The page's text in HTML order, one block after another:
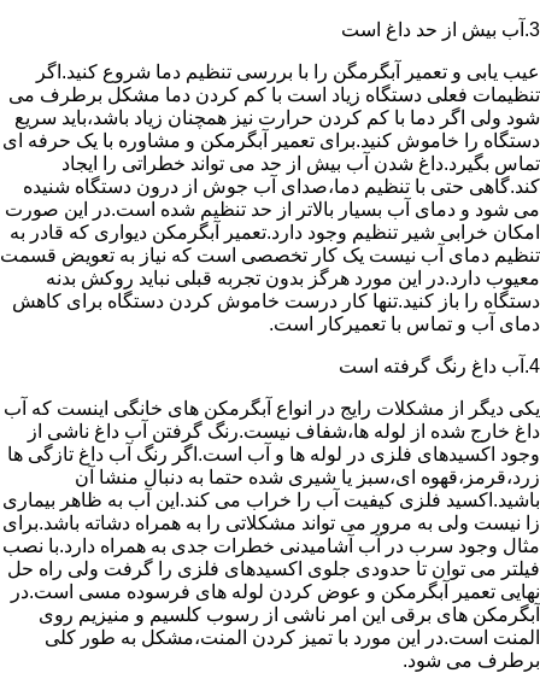
3.آب بیش از حد داغ است
عیب یابی و تعمیر آبگرمگن را با بررسی تنظیم دما شروع کنید.اگر
تنظیمات فعلی دستگاه زیاد است با کم کردن دما مشکل برطرف می
شود ولی اگر دما با کم کردن حرارت نیز همچنان زیاد باشد،باید سریع
دستگاه را خاموش کنید.برای تعمیر آبگرمکن و مشاوره با یک حرفه ای
تماس بگیرد.داغ شدن آب بیش از حد می تواند خطراتی را ایجاد
کند.گاهی حتی با تنظیم دما،صدای آب جوش از درون دستگاه شنیده
می شود و دمای آب بسیار بالاتر از حد تنظیم شده است.در این صورت
امکان خرابی شیر تنظیم وجود دارد.تعمیر آبگرمکن دیواری که قادر به
تنظیم دمای آب نیست یک کار تخصصی است که نیاز به تعویض قسمت
معیوب دارد.در این مورد هرگز بدون تجربه قبلی نباید روکش بدنه
دستگاه را باز کنید.تنها کار درست خاموش کردن دستگاه برای کاهش
دمای آب و تماس با تعمیرکار است.
4.آب داغ رنگ گرفته است
یکی دیگر از مشکلات رایج در انواع آبگرمکن های خانگی اینست که آب
داغ خارج شده از لوله ها،شفاف نیست.رنگ گرفتن آب داغ ناشی از
وجود اکسیدهای فلزی در لوله ها و آب است.اگر رنگ آب داغ تازگی ها
زرد،قرمز،قهوه ای،سبز یا شیری شده حتما به دنبال منشا آن
باشید.اکسید فلزی کیفیت آب را خراب می کند.این آب به ظاهر بیماری
زا نیست ولی به مرور می تواند مشکلاتی را به همراه دشاته باشد.برای
مثال وجود سرب در آب آشامیدنی خطرات جدی به همراه دارد.با نصب
فیلتر می توان تا حدودی جلوی اکسیدهای فلزی را گرفت ولی راه حل
نهایی تعمیر آبگرمکن و عوض کردن لوله های فرسوده مسی است.در
آبگرمکن های برقی این امر ناشی از رسوب کلسیم و منیزیم روی
المنت است.در این مورد با تمیز کردن المنت،مشکل به طور کلی
برطرف می شود.